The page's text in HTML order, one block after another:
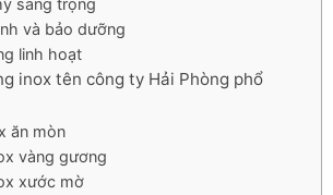
sang trọng
và bảo dưỡng
linh hoạt
inox tên công ty Hải Phòng phổ
ăn mòn
vàng gương
xước mờ